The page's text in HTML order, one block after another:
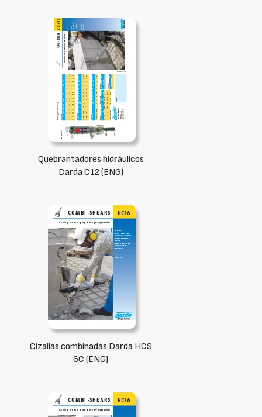
Quebrantadores hidráulicos
Darda C12 (ENG)
Cizallas combinadas Darda HCS
6C (ENG)